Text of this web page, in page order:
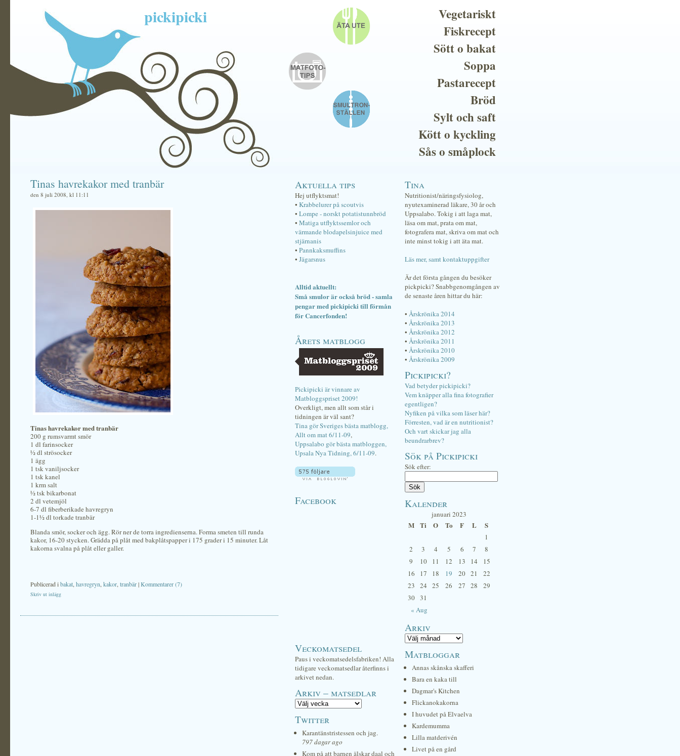
pickipicki
Vegetariskt
Fiskrecept
Sött o bakat
Soppa
Pastarecept
Bröd
Sylt och saft
Kött o kyckling
Sås o småplock
Tinas havrekakor med tranbär
den 8 juli 2008, kl 11:11
Tinas havrekakor med tranbär
200 g rumsvarmt smör
1 dl farinsocker
½ dl strösocker
1 ägg
1 tsk vaniljsocker
1 tsk kanel
1 krm salt
½ tsk bikarbonat
2 dl vetemjöl
6-7 dl fiberberikade havregryn
1-1½ dl torkade tranbär
Blanda smör, socker och ägg. Rör ner de torra ingredienserna. Forma smeten till runda
kakor, 16-20 stycken. Grädda på plåt med bakplåtspapper i 175 grader i 15 minuter. Låt
kakorna svalna på plåt eller galler.
Publicerad ibakat havregryn kakor tranbär|Kommentarer (7)
Skriv ut inlägg
Aktuella tips
Hej utflyktsmat!
• Krabbelurer på scoutvis
• Lompe - norskt potatistunnbröd
• Matiga utflyktssemlor och
värmande blodapelsinjuice med
stjärnanis
• Pannkaksmuffins
• Jägarsnus
Alltid aktuellt:
Små smulor är också bröd - samla
pengar med pickipicki till förmån
för Cancerfonden!
Årets matblogg
Pickipicki är vinnare av
Matbloggspriset 2009!
Overkligt, men allt som står i
tidningen är väl sant?
Tina gör Sveriges bästa matblogg,
Allt om mat 6/11-09,
Uppsalabo gör bästa matbloggen,
Upsala Nya Tidning, 6/11-09.
Facebook
Veckomatsedel
Paus i veckomatsedelsfabriken! Alla
tidigare veckomatsedlar återfinns i
arkivet nedan.
Arkiv – matsedlar
Twitter
Karantänstristessen och jag.
797 dagar ago
Kom på att barnen älskar daal och
Tina
Nutritionist/näringsfysiolog,
nyutexaminerad läkare, 30 år och
Uppsalabo. Tokig i att laga mat,
läsa om mat, prata om mat,
fotografera mat, skriva om mat och
inte minst tokig i att äta mat.
Läs mer, samt kontaktuppgifter
Är det första gången du besöker
pickpicki? Snabbgenomgången av
de senaste åren hittar du här:
• Årskrönika 2014
• Årskrönika 2013
• Årskrönika 2012
• Årskrönika 2011
• Årskrönika 2010
• Årskrönika 2009
Pickipicki?
Vad betyder pickipicki?
Vem knäpper alla fina fotografier
egentligen?
Nyfiken på vilka som läser här?
Förresten, vad är en nutritionist?
Och vart skickar jag alla
beundrarbrev?
Sök på Pickipicki
Sök efter:
Kalender
januari 2023
M Ti O To F L S
« Aug
1
2
3 4 5 6 7
8
9
10 11 12 13 14
15
16
17 18 19 20 21
22
23
24 25 26 27 28
29
30 31
Arkiv
Matbloggar
Annas skånska skafferi
Bara en kaka till
Dagmar's Kitchen
Flickanokakorna
I huvudet på Elvaelva
Kardemumma
Lilla matderivén
Livet på en gård